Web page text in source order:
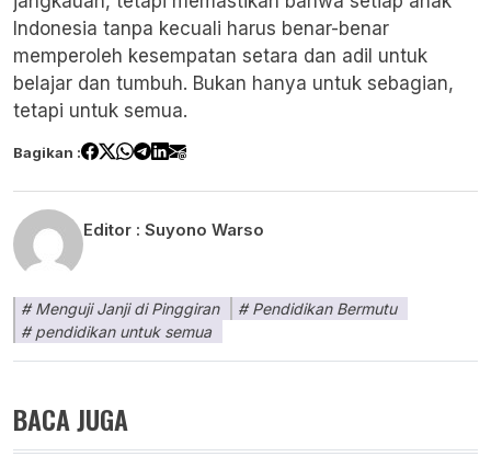
Indonesia tanpa kecuali harus benar-benar
memperoleh kesempatan setara dan adil untuk
belajar dan tumbuh. Bukan hanya untuk sebagian,
tetapi untuk semua.
Bagikan :
Editor : Suyono Warso
Menguji Janji di Pinggiran
Pendidikan Bermutu
pendidikan untuk semua
BACA JUGA